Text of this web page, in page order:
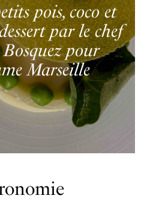
pois, coco et
par le chef
pour
Marseille